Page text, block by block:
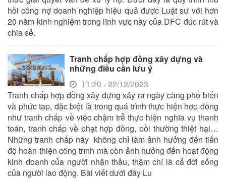
hồi công nợ doanh nghiệp hiệu quả được Luật sư với hơn
20 năm kinh nghiệm trong lĩnh vực này của DFC đúc rút và
chia sẻ.
Tranh chấp hợp đồng xây dựng và
những điều cần lưu ý
11:20 - 22/12/2023
Tranh chấp hợp đồng xây dựng xảy ra ngày càng phổ biến
và phức tạp, đặc biệt là trong quá trình thực hiện hợp đồng
như tranh chấp về việc chậm trễ thực hiện nghĩa vụ thanh
toán, tranh chấp về phạt hợp đồng, bồi thường thiệt hại…
Những tranh chấp này không chỉ làm ảnh hưởng đến tiến
độ hoàn thiện công trình mà còn ảnh hưởng đến hoạt động
kinh doanh của người nhận thầu, thậm chí là cả đời sống
của người lao động. Bài viết dưới đây Lu